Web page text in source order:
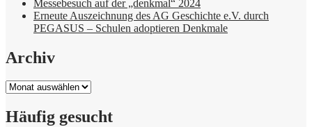
Messebesuch auf der „denkmal“ 2024
Erneute Auszeichnung des AG Geschichte e.V. durch
PEGASUS – Schulen adoptieren Denkmale
Archiv
Archiv
Häufig gesucht